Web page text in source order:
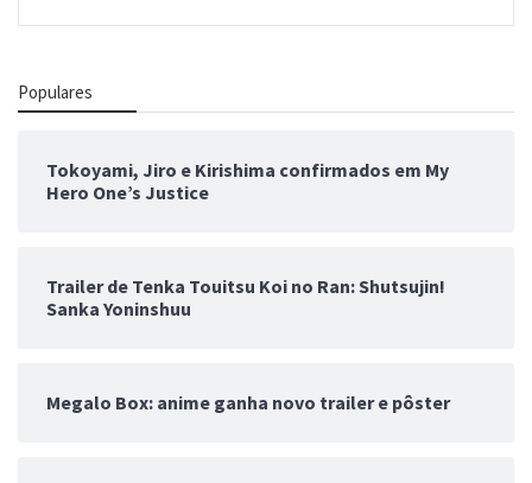
Populares
Tokoyami, Jiro e Kirishima confirmados em My
Hero One’s Justice
Trailer de Tenka Touitsu Koi no Ran: Shutsujin!
Sanka Yoninshuu
Megalo Box: anime ganha novo trailer e pôster